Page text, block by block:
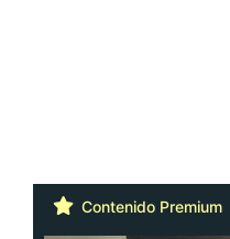
Contenido Premium